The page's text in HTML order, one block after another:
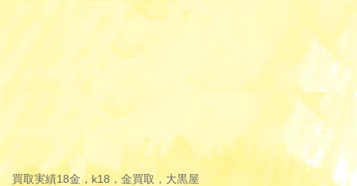
買取実績18金，k18，金買取，大黒屋